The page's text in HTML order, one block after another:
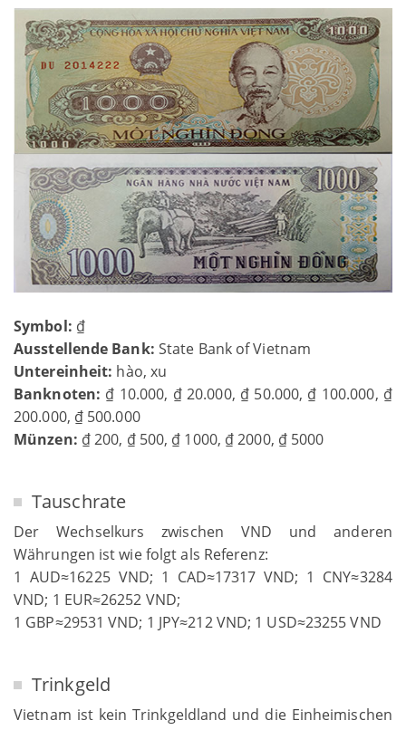
Symbol: ₫
Ausstellende Bank: State Bank of Vietnam
Untereinheit: hào, xu
Banknoten: ₫ 10.000, ₫ 20.000, ₫ 50.000, ₫ 100.000, ₫
200.000, ₫ 500.000
Münzen: ₫ 200, ₫ 500, ₫ 1000, ₫ 2000, ₫ 5000
Tauschrate
Der Wechselkurs zwischen VND und anderen
Währungen ist wie folgt als Referenz:
1 AUD≈16225 VND; 1 CAD≈17317 VND; 1 CNY≈3284
VND; 1 EUR≈26252 VND;
1 GBP≈29531 VND; 1 JPY≈212 VND; 1 USD≈23255 VND
Trinkgeld
Vietnam ist kein Trinkgeldland und die Einheimischen